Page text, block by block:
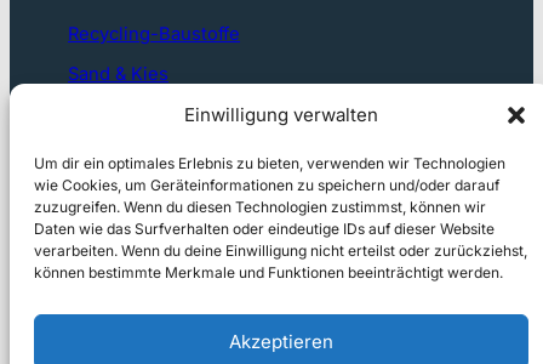
Einwilligung verwalten
Um dir ein optimales Erlebnis zu bieten, verwenden wir Technologien
wie Cookies, um Geräteinformationen zu speichern und/oder darauf
zuzugreifen. Wenn du diesen Technologien zustimmst, können wir
Daten wie das Surfverhalten oder eindeutige IDs auf dieser Website
verarbeiten. Wenn du deine Einwilligung nicht erteilst oder zurückziehst,
können bestimmte Merkmale und Funktionen beeinträchtigt werden.
Akzeptieren
Recycling-Baustoffe
Sand & Kies
Basalt & Edelsplitt
Garten- & Wasserbausteine
Betontankstelle
Impressum